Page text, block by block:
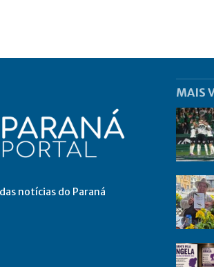
notícias do Paraná
MAIS